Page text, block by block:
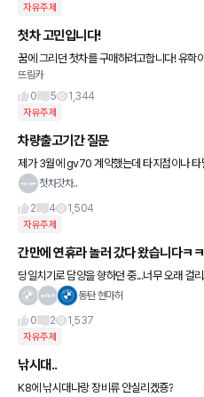
자유주제
첫차 고민입니다!
꿈에 그리던 첫차를 구매하려고합니다! 유학
20대 후반이 코앞이고 넘어서 첫차를 구매하
다 결혼계획은 없고 대신 뒤에
뜨림카
0
5 1,344
자유주제
차량출고기간 질문
제가 3월에 gv70 계약했는데 타지점이나
어도 딜러마다의 능력이나 다른 여건으로 인
첫차갓차..
2
4 1,504
자유주제
간만에 연휴라 놀러 갔다 왔습니다ㅋ
당일치기로 담양을 향하던 중...너무 오래 걸리고 집 앞 IC 나가는
40분이 걸려 결국 담양은 포기하고 전주를 다녀왔습니다ㅋㅋ 한옥
동탄 현마허
0
2 1,537
자유주제
낚시대..
K8에 낚시대나랑 장비류 안실리겠죵?